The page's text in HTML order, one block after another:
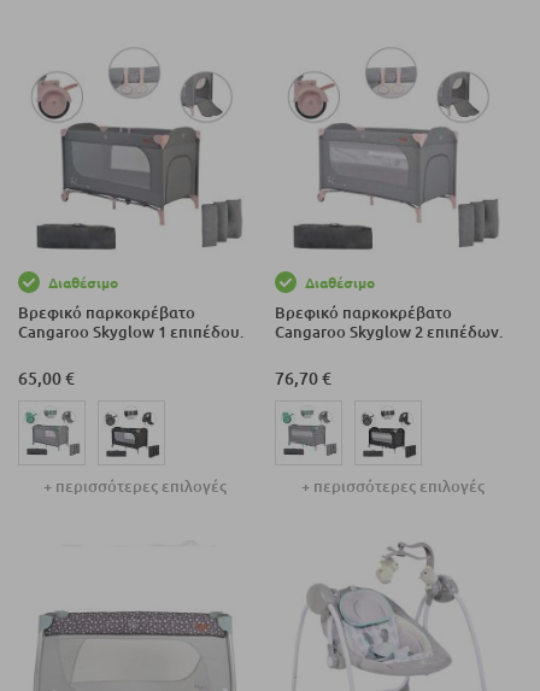
Διαθέσιμο
Βρεφικό παρκοκρέβατο
Cangaroo Skyglow 1 επιπέδου.
65,00 €
+ περισσότερες επιλογές
Διαθέσιμο
Βρεφικό παρκοκρέβατο
Cangaroo Skyglow 2 επιπέδων.
76,70 €
+ περισσότερες επιλογές